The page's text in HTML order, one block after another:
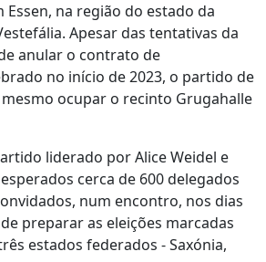
Essen, na região do estado da
Apesar das tentativas da
anular o contrato de
no início de 2023, o partido de
ocupar o recinto Grugahalle
liderado por Alice Weidel e
cerca de 600 delegados
num encontro, nos dias
preparar as eleições marcadas
estados federados - Saxónia,